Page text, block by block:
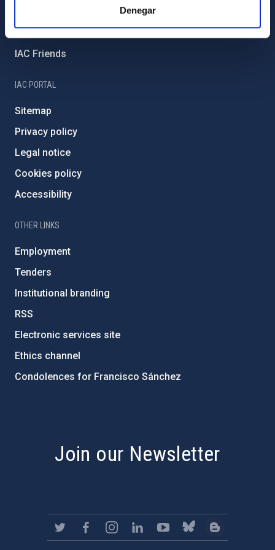
Denegar
Severo Ochoa Programme
IAC Friends
IAC PORTAL
Sitemap
Privacy policy
Legal notice
Cookies policy
Accessibility
OTHER LINKS
Employment
Tenders
Institutional branding
RSS
Electronic services site
Ethics channel
Condolences for Francisco Sánchez
Join our Newsletter